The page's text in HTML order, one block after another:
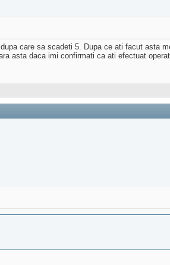
care sa scadeti 5. Dupa ce ati facut asta
asta daca imi confirmati ca ati efectuat